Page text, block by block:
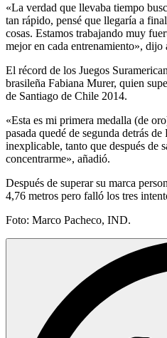
«La verdad que llevaba tiempo
tan rápido, pensé que llegaría a
cosas. Estamos trabajando muy
mejor en cada entrenamiento», dijo
El récord de los Juegos
brasileña Fabiana Murer, quien
de Santiago de Chile 2014.
«Esta es mi primera medalla (de
pasada quedé de segunda detrás
inexplicable, tanto que después de
concentrarme», añadió.
Después de superar su marca
4,76 metros pero falló los tres
Foto: Marco Pacheco, IND.